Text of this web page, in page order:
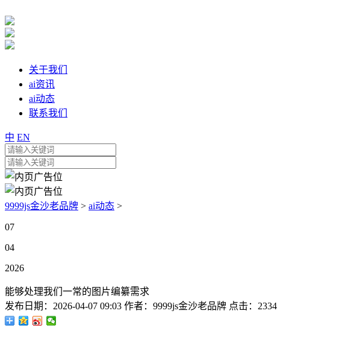
关于我们
ai资讯
ai动态
联系我们
中 EN
9999js金沙老品牌 > ai动态 >
07
04
2026
能够处理我们一常的图片编纂需求
发布日期： 2026-04-07 09:03 作者： 9999js金沙老品牌 点击： 2334